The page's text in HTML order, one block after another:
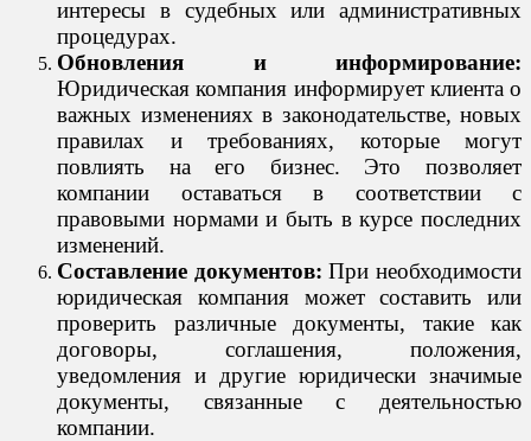
интересы в судебных или административных
процедурах.
Обновления и информирование:
Юридическая компания информирует клиента о
важных изменениях в законодательстве, новых
правилах и требованиях, которые могут
повлиять на его бизнес. Это позволяет
компании оставаться в соответствии с
правовыми нормами и быть в курсе последних
изменений.
Составление документов: При необходимости
юридическая компания может составить или
проверить различные документы, такие как
договоры, соглашения, положения,
уведомления и другие юридически значимые
документы, связанные с деятельностью
компании.